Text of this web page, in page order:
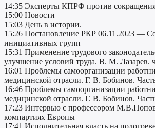
14:35 Эксперты КПРФ против
15:00 Новости
15:03 День в истории.
15:26 Постановление РКР 06.11.2023 —
инициативных групп
15:31 Применение трудового
улучшение условий труда. В. М. Лазарев.
16:01 Проблемы самоорганизации
медицинской отрасли. Г. В. Бобинов.
16:46 Проблемы самоорганизации
медицинской отрасли. Г. В. Бобинов.
17:23 Интервью c профессором
компартиях Европы